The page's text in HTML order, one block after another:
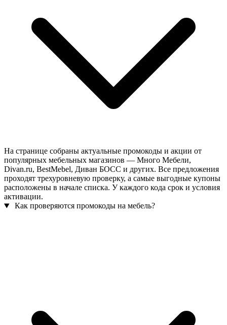
На странице собраны актуальные промокоды и акции от
популярных мебельных магазинов — Много Мебели,
Divan.ru, BestMebel, Диван БОСС и других. Все предложения
проходят трехуровневую проверку, а самые выгодные купоны
расположены в начале списка. У каждого кода срок и условия
активации.
Как проверяются промокоды на мебель?